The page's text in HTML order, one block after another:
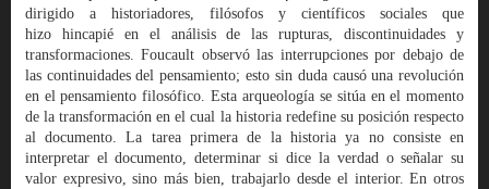
dirigido a historiadores, filósofos y científicos sociales que
hizo hincapié en el análisis de las rupturas, discontinuidades y
transformaciones. Foucault observó las interrupciones por debajo de
las continuidades del pensamiento; esto sin duda causó una revolución
en el pensamiento filosófico. Esta arqueología se sitúa en el momento
de la transformación en el cual la historia redefine su posición respecto
al documento. La tarea primera de la historia ya no consiste en
interpretar el documento, determinar si dice la verdad o señalar su
valor expresivo, sino más bien, trabajarlo desde el interior. En otros